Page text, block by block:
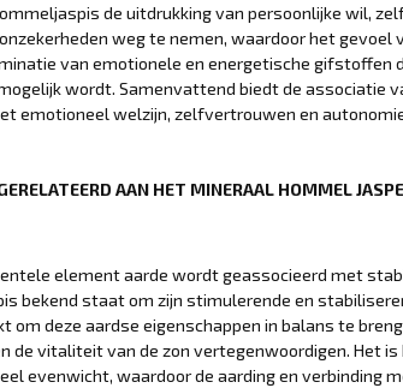
de uitdrukking van persoonlijke wil,
weg te nemen, waardoor het
van emotionele en energetische gifstoffen
wordt. Samenvattend biedt de associatie
emotioneel welzijn, zelfvertrouwen en
AAN HET MINERAAL HOMMEL
element aarde wordt geassocieerd met
bekend staat om zijn stimulerende en
om deze aardse eigenschappen in balans te
de vitaliteit van de zon vertegenwoordigen. Het
evenwicht, waardoor de aarding en verbinding